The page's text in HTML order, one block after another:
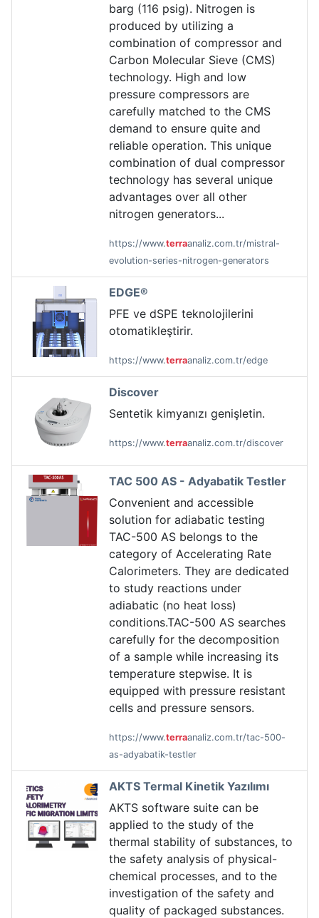
barg (116 psig). Nitrogen is
produced by utilizing a
combination of compressor and
Carbon Molecular Sieve (CMS)
technology. High and low
pressure compressors are
carefully matched to the CMS
demand to ensure quite and
reliable operation. This unique
combination of dual compressor
technology has several unique
advantages over all other
nitrogen generators...
https://www.terraanaliz.com.tr/mistral-
evolution-series-nitrogen-generators
EDGE®
PFE ve dSPE teknolojilerini
otomatikleştirir.
https://www.terraanaliz.com.tr/edge
Discover
Sentetik kimyanızı genişletin.
https://www.terraanaliz.com.tr/discover
TAC 500 AS - Adyabatik Testler
Convenient and accessible
solution for adiabatic testing
TAC-500 AS belongs to the
category of Accelerating Rate
Calorimeters. They are dedicated
to study reactions under
adiabatic (no heat loss)
conditions.TAC-500 AS searches
carefully for the decomposition
of a sample while increasing its
temperature stepwise. It is
equipped with pressure resistant
cells and pressure sensors.
https://www.terraanaliz.com.tr/tac-500-
as-adyabatik-testler
AKTS Termal Kinetik Yazılımı
AKTS software suite can be
applied to the study of the
thermal stability of substances, to
the safety analysis of physical-
chemical processes, and to the
investigation of the safety and
quality of packaged substances.